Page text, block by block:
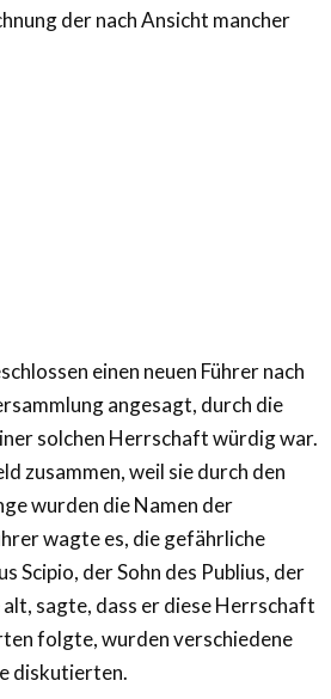
der nach Ansicht mancher
einen neuen Führer nach
angesagt, durch die
solchen Herrschaft würdig war.
zusammen, weil sie durch den
wurden die Namen der
wagte es, die gefährliche
Scipio, der Sohn des Publius, der
sagte, dass er diese Herrschaft
folgte, wurden verschiedene
diskutierten.